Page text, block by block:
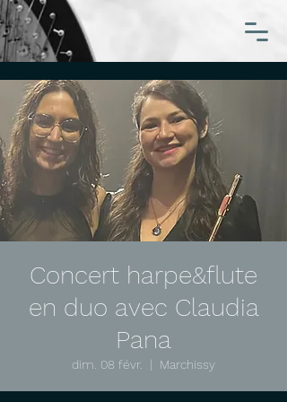
Concert harpe&flute
en duo avec Claudia
Pana
dim. 08 févr. Marchissy